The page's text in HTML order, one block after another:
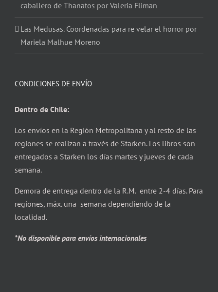
caballero de Thanatos por Valeria Fliman
Las Medusas. Coordenadas para re velar el horror por
Mariela Malhue Moreno
CONDICIONES DE ENVÍO
Dentro de Chile:
Los envíos en la Región Metropolitana y al resto de las
regiones se realizan a través de Starken. Los libros son
entregados a Starken los días martes y jueves de cada
semana.
Demora de entrega dentro de la R.M. entre 2-4 días. Para
regiones, máx. una semana dependiendo de la
localidad.
*No disponible para envíos internacionales